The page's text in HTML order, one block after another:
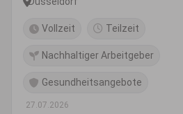
Vollzeit Teilzeit
Nachhaltiger Arbeitgeber
Gesundheitsangebote
27.07.2026